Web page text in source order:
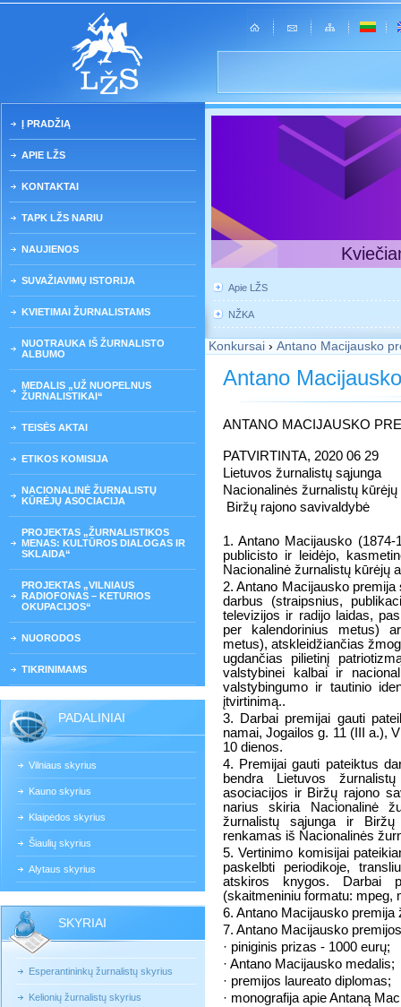
Į PRADŽIĄ
APIE LŽS
KONTAKTAI
TAPK LŽS NARIU
NAUJIENOS
SUVAŽIAVIMŲ ISTORIJA
KVIETIMAI ŽURNALISTAMS
NUOTRAUKA IŠ ŽURNALISTO
ALBUMO
MEDALIS „UŽ NUOPELNUS
ŽURNALISTIKAI“
TEISĖS AKTAI
ETIKOS KOMISIJA
NACIONALINĖ ŽURNALISTŲ
KŪRĖJŲ ASOCIACIJA
PROJEKTAS „ŽURNALISTIKOS
MENAS: KULTŪROS DIALOGAS IR
SKLAIDA“
PROJEKTAS „VILNIAUS
RADIOFONAS – KETURIOS
OKUPACIJOS“
NUORODOS
TIKRINIMAMS
PADALINIAI
Vilniaus skyrius
Kauno skyrius
Klaipėdos skyrius
Šiaulių skyrius
Alytaus skyrius
SKYRIAI
Esperantininkų žurnalistų skyrius
Kelionių žurnalistų skyrius
Apie LŽS
NŽKA
Konkursai › Antano Macijausko
Antano
ANTANO MACIJAUSKO
PATVIRTINTA, 2020 06 29
Lietuvos žurnalistų sąjunga
Nacionalinės žurnalistų
Biržų rajono savivaldybė
1. Antano Macijausko
publicisto ir leidėjo,
Nacionalinė žurnalistų kūrėjų
2. Antano Macijausko
darbus (straipsnius,
televizijos ir radijo laidas,
per kalendorinius metus)
metus), atskleidžiančias
ugdančias pilietinį
valstybinei kalbai ir
valstybingumo ir tautinio
įtvirtinimą..
3. Darbai premijai gauti
namai, Jogailos g. 11 (III a.),
10 dienos.
4. Premijai gauti pateiktus
bendra Lietuvos
asociacijos ir Biržų rajono
narius skiria Nacionalinė
žurnalistų sąjunga ir Biržų
renkamas iš Nacionalinės
5. Vertinimo komisijai
paskelbti periodikoje,
atskiros knygos. Darbai
(skaitmeniniu formatu: mpeg,
6. Antano Macijausko
7. Antano Macijausko
· piniginis prizas - 1000 eurų;
· Antano Macijausko medalis;
· premijos laureato diplomas;
· monografija apie Antaną